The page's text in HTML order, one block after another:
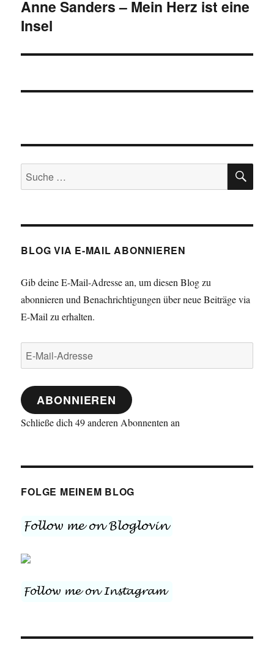
Nächster
Beitrag:
Anne Sanders – Mein Herz ist eine
Insel
Suche
nach:
BLOG VIA E-MAIL ABONNIEREN
Gib deine E-Mail-Adresse an, um diesen Blog zu
abonnieren und Benachrichtigungen über neue Beiträge via
E-Mail zu erhalten.
E-
Mail-
Adresse
ABONNIEREN
Schließe dich 49 anderen Abonnenten an
FOLGE MEINEM BLOG